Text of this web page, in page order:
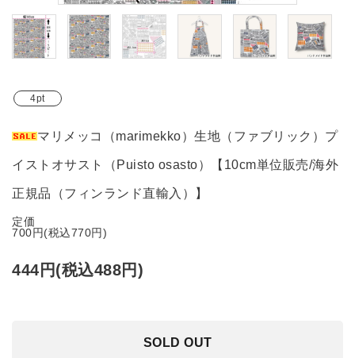
4pt
マリメッコ（marimekko）生地（ファブリック）プ
イストオサスト（Puisto osasto）【10cm単位販売/海外
正規品（フィンランド直輸入）】
定価
700円(税込770円)
444円(税込488円)
SOLD OUT